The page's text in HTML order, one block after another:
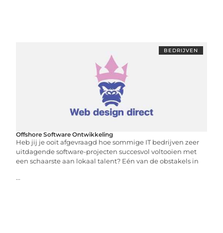
BEDRIJVEN
Offshore Software Ontwikkeling
Heb jij je ooit afgevraagd hoe sommige IT bedrijven zeer
uitdagende software-projecten succesvol voltooien met
een schaarste aan lokaal talent? Eén van de obstakels in
...